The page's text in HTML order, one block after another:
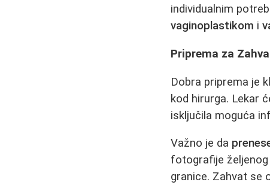
individualnim
vaginoplastikom i
Priprema za
Dobra priprema je
kod hirurga. Lekar
isključila moguća
Važno je da
fotografije željenog
granice. Zahvat se